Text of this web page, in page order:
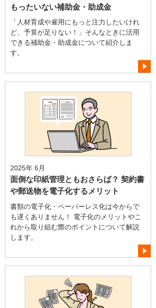
もったいない補助金・助成金
「人材育成や雇用にもっと注力したいけれ
ど、予算が足りない！」そんなときに活用
できる補助金・助成金について紹介しま
す。
2025年 6月
面倒な印紙管理ともおさらば？ 契約書
や郵送物を電子化するメリット
書類の電子化・ペーパーレス化は今からで
も遅くありません！ 電子化のメリットやこ
れから取り組む際のポイントについて解説
します。